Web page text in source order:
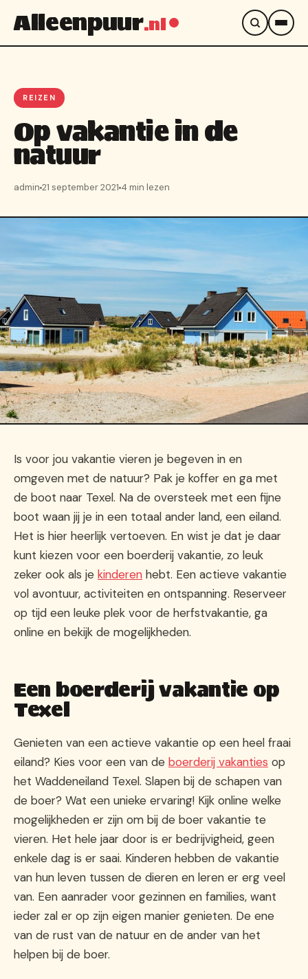
Alleenpuur.nl
REIZEN
Op vakantie in de
natuur
admin 21 september 2021 4 min lezen
Is voor jou vakantie vieren je begeven in en
omgeven met de natuur? Pak je koffer en ga met
de boot naar Texel. Na de oversteek met een fijne
boot waan jij je in een totaal ander land, een eiland.
Het is hier heerlijk vertoeven. En wist je dat je daar
kunt kiezen voor een boerderij vakantie, zo leuk
zeker ook als je kinderen hebt. Een actieve vakantie
vol avontuur, activiteiten en ontspanning. Reserveer
op tijd een leuke plek voor de herfstvakantie, ga
online en bekijk de mogelijkheden.
Een boerderij vakantie op
Texel
Genieten van een actieve vakantie op een heel fraai
eiland? Kies voor een van de boerderij vakanties op
het Waddeneiland Texel. Slapen bij de schapen van
de boer? Wat een unieke ervaring! Kijk online welke
mogelijkheden er zijn om bij de boer vakantie te
vieren. Het hele jaar door is er bedrijvigheid, geen
enkele dag is er saai. Kinderen hebben de vakantie
van hun leven tussen de dieren en leren er erg veel
van. Een aanrader voor gezinnen en families, want
ieder zal er op zijn eigen manier genieten. De ene
van de rust van de natuur en de ander van het
helpen bij de boer.